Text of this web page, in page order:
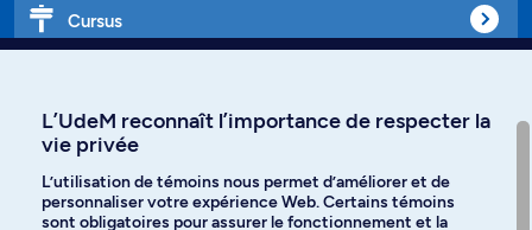
Cursus
Langues
L’UdeM reconnaît l’importance de respecter la
vie privée
L’utilisation de témoins nous permet d’améliorer et de
personnaliser votre expérience Web. Certains témoins
sont obligatoires pour assurer le fonctionnement et la